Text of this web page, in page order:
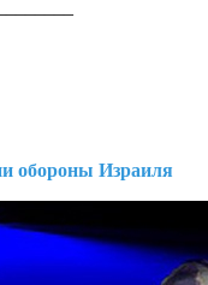
обороны Израиля